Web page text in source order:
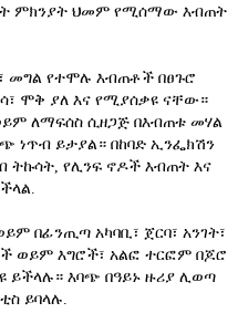
ምክንያት ህመም የሚሰማው እብጠት
መግል የተሞሉ እብጠቶች በፀጉሮ
ሞቅ ያለ እና የሚያሰቃዩ ናቸው።
ለማፍሰስ ሲዘጋጅ በእብጠቱ መሃል
ነጥብ ይታያል። በከባድ ኢንፌክሽን
ትኩሳት, የሊንፍ ኖዶች እብጠት እና
በፊንጢጣ አካባቢ፣ ጀርባ፣ አንገት፣
ወይም እግሮች፣ አልፎ ተርፎም በጆሮ
ይችላሉ። እባጭ በዓይኑ ዙሪያ ሊወጣ
ይባላሉ.